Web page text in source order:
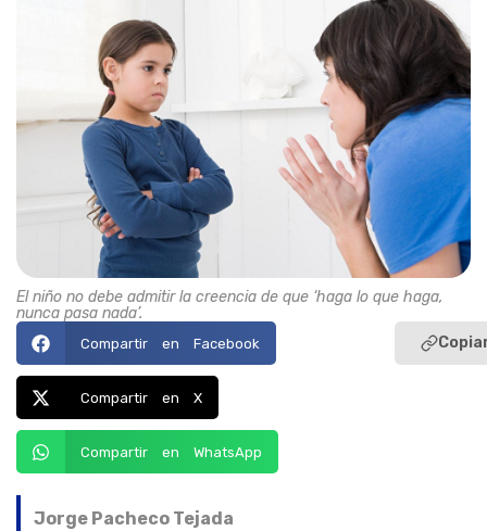
El niño no debe admitir la creencia de que ‘haga lo que haga,
nunca pasa nada’.
Compartir en Facebook
Compartir en X
Compartir en WhatsApp
Jorge Pacheco Tejada